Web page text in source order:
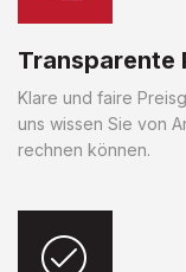
Transparente
Klare und faire
uns wissen Sie von
rechnen können.